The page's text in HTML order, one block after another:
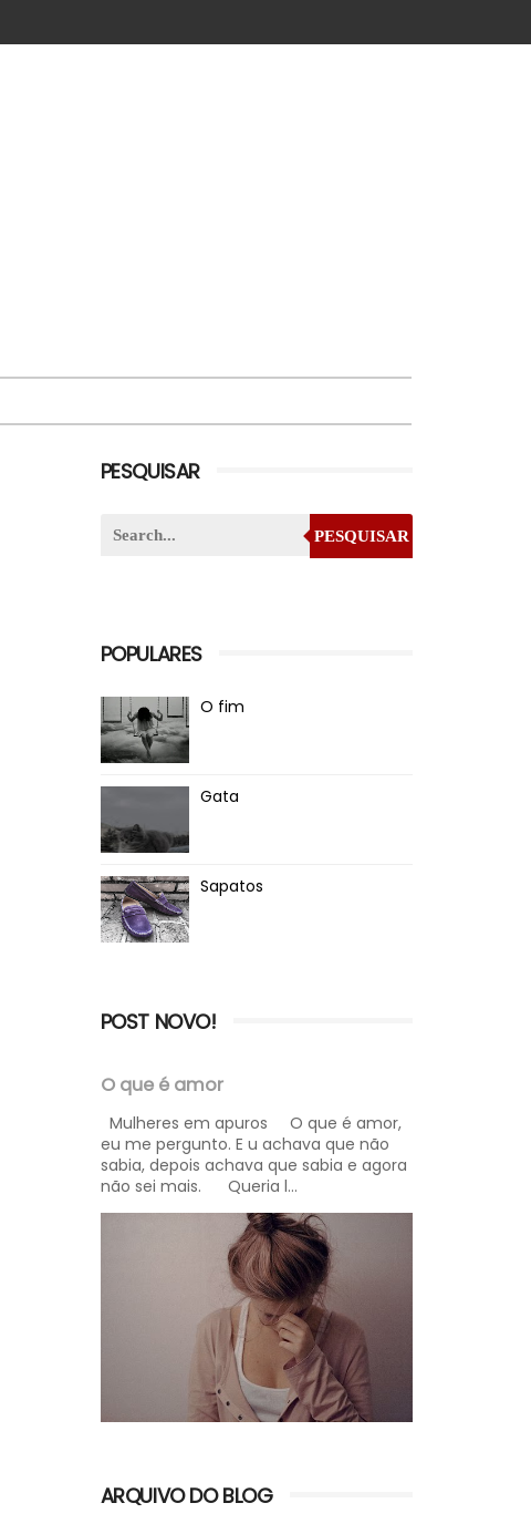
PESQUISAR
PESQUISAR
POPULARES
O fim
Gata
Sapatos
POST NOVO!
O que é amor
Mulheres em apuros O que é amor,
eu me pergunto. E u achava que não
sabia, depois achava que sabia e agora
não sei mais. Queria l...
ARQUIVO DO BLOG